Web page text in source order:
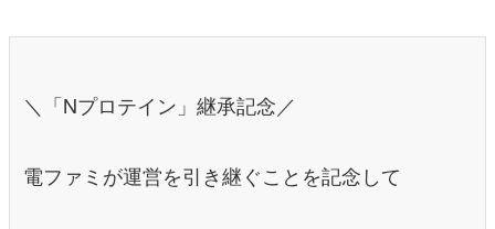
＼「Nプロテイン」継承記念／
電ファミが運営を引き継ぐことを記念して